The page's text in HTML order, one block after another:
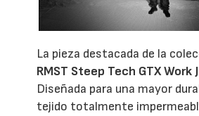
La pieza destacada de la
RMST Steep Tech GTX Work
Diseñada para una mayor
tejido totalmente